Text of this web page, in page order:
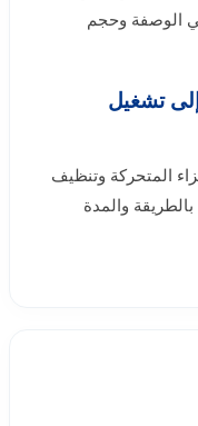
الوصفة وحجم
تشغيل
المتحركة وتنظيف
والمدة